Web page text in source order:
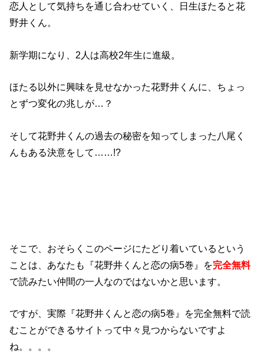
恋人として気持ちを通じ合わせていく、日生ほたると花
野井くん。
新学期になり、2人は高校2年生に進級。
ほたる以外に興味を見せなかった花野井くんに、ちょっ
とずつ変化の兆しが…？
そして花野井くんの過去の秘密を知ってしまった八尾く
んもある決意をして……!?
そこで、おそらくこのページにたどり着いているという
ことは、あなたも『花野井くんと恋の病5巻』を完全無料
で読みたい仲間の一人なのではないかと思います。
ですが、実際『花野井くんと恋の病5巻』を完全無料で読
むことができるサイトって中々見つからないですよ
ね。。。。